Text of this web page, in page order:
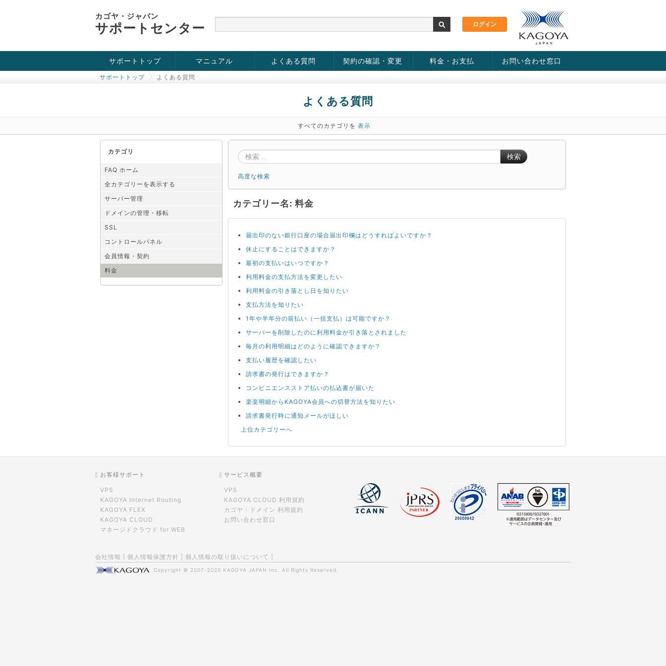
カゴヤ・ジャパン
サポートセンター
サポートトップ
お役立ち情報
チュートリアル
障害・メンテナンス情報
マニュアル よくある質問 契約の確認・変更 料金・お支払 お問い合わせ窓口
サポートトップ よくある質問
よくある質問
すべてのカテゴリを 表示
カテゴリ
FAQ ホーム
全カテゴリーを表示する
サーバー管理
ドメインの管理・移転
SSL
コントロールパネル
会員情報・契約
料金
検索
高度な検索
カテゴリー名: 料金
届出印のない銀行口座の場合届出印欄はどうすればよいですか？
休止にすることはできますか？
最初の支払いはいつですか？
利用料金の支払方法を変更したい
利用料金の引き落とし日を知りたい
支払方法を知りたい
1年や半年分の前払い（一括支払）は可能ですか？
サーバーを削除したのに利用料金が引き落とされました
毎月の利用明細はどのように確認できますか？
支払い履歴を確認したい
請求書の発行はできますか？
コンビニエンスストア払いの払込書が届いた
楽楽明細からKAGOYA会員への切替方法を知りたい
請求書発行時に通知メールがほしい
上位カテゴリーへ
お客様サポート
VPS
KAGOYA Internet Routing
KAGOYA FLEX
KAGOYA CLOUD
マネージドクラウド for WEB
サービス概要
VPS
KAGOYA CLOUD 利用規約
カゴヤ・ドメイン 利用規約
お問い合わせ窓口
会社情報 個人情報保護方針 個人情報の取り扱いについて
Copyright © 2007-2020 KAGOYA JAPAN Inc. All Rights Reserved.